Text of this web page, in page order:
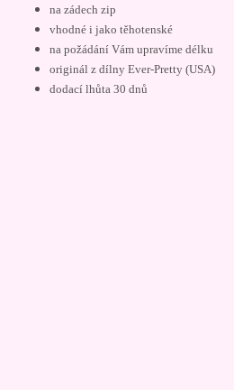
na zádech zip
vhodné i jako těhotenské
na požádání Vám upravíme délku
originál z dílny Ever-Pretty (USA)
dodací lhůta 30 dnů